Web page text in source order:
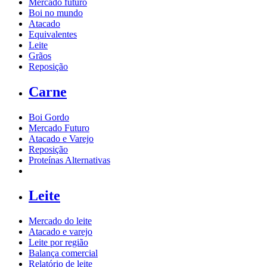
Boi no mundo
Atacado
Equivalentes
Leite
Grãos
Reposição
Carne
Boi Gordo
Mercado Futuro
Atacado e Varejo
Reposição
Proteínas Alternativas
Leite
Mercado do leite
Atacado e varejo
Leite por região
Balança comercial
Relatório de leite